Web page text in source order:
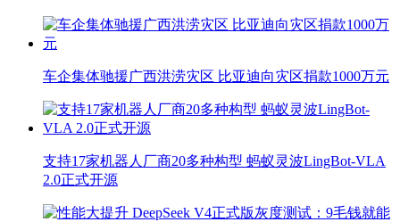
车企集体驰援广西洪涝灾区 比亚迪向灾区捐款1000万元
支持17家机器人厂商20多种构型 蚂蚁灵波LingBot-VLA
2.0正式开源